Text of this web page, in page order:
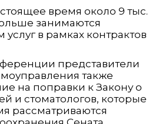
время около 9 тыс.
занимаются
в рамках контрактов
представители
также
на поправки к Закону о
и стоматологов, которые
рассматриваются